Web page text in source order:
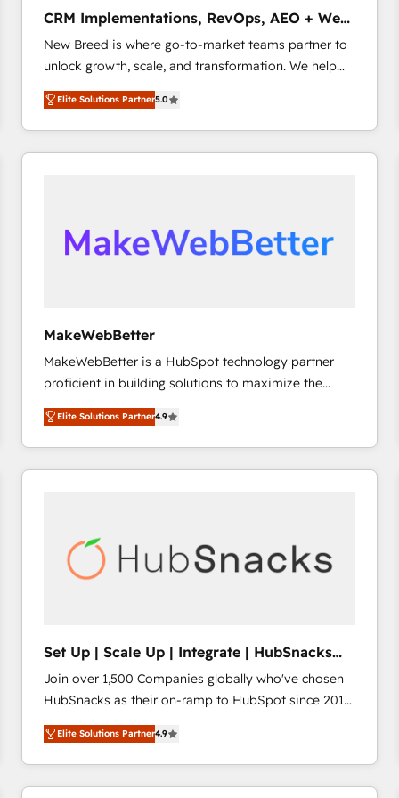
2️⃣ AIエージェント組織構築 営業・マーケティング業務
の一部をAIが自律実行する組織への移行を設計・実装。
Breeze・Claude等をHubSpotと連携させ、役割定義・
運用ルール・成果指標まで含めて設計します。 3️⃣ 全社
DX × AI推進のPMO伴走支援 複数部門をまたぐDX×AI変
革を、構想から実装・定着までPMOとして主導。「設
定の代行ではなく、設計の責任」を引き受け、部門横断
提供。 ▸ 既存CRM・MAからの移行支援：Salesforce・
ンツとサイト構造を最適化。 🏆 なぜ100incを選ぶの
ード受賞・HUGリーダー ✓ ISO27001:2022 /
ISO9001:2015 取得 ✓ 400社以上の導入実績 ✓
HubSpot大百科 出版 CRM・AI活用に関するご相談、現
CRM Implementations, RevOps, AEO + Web,
Demand Gen
New Breed is where go-to-market teams partner to
unlock growth, scale, and transformation. We help
companies activate HubSpot’s AI-powered
customer platform and operationalize HubSpot’s
Loop Marketing framework through expert-led
services, smart agents, and purpose-built apps,
🎯Demand Gen & ABM: Drive pipeline with inbound,
ABM, AEO, SEO, & paid media that fuel growth. 👩‍💻
configure HubSpot AI, & maximize AEO with tailored
AI services. 🧩Integrations: Extend HubSpot with
custom integrations, hosting, & maintenance. As
HubSpot’s only Elite Partner with all 8 Accreditations
and a 3× Partner of the Year, New Breed turns
HubSpot into your engine for measurable, durable
growth.
Elite Solutions Partner5.0
MakeWebBetter
MakeWebBetter is a HubSpot technology partner
proficient in building solutions to maximize the
operational efficiency of HubSpot. The fastest-
growing tech-enabler & facilitator, MakeWebBetter,
hands you the blend of HubSpot expertise &
eminent solutions & integrations. Trust us to
Premier Partner 2023 🌟5 HubSpot Accreditations 🌟
Won HubSpot Theme Challenge 2021 🌟INBOUND’19
HubSpot experience ✔️Flexible pricing models —
Hourly-fee (assigned one Dedicated HubSpot
Admin); Monthly-fee (HubSpot Admin + Project
Manager); and Fixed Project Cost (as per
requirement). ✔️Helped over 25,000+ customers so
far with our HubSpot solutions. ✔️Bespoke apps &
on-demand bundle services. Connect with us today!
Elite Solutions Partner4.9
Set Up | Scale Up | Integrate | HubSnacks
FlexPlan
Join over 1,500 Companies globally who've chosen
HubSnacks as their on-ramp to HubSpot since 2014
Simple pay-as-you-go plans that accelerate value...
1️⃣ Set Up | Onboarding New or Check-fixing existing
HubSpot portals 2️⃣ Scale Up | 100% HubSpot Task
Execution... Global 24/7 ... All Experts 3️⃣ Integrate |
Elite Solutions Partner4.9